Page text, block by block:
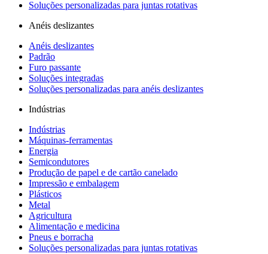
Soluções personalizadas para juntas rotativas
Anéis deslizantes
Anéis deslizantes
Padrão
Furo passante
Soluções integradas
Soluções personalizadas para anéis deslizantes
Indústrias
Indústrias
Máquinas-ferramentas
Energia
Semicondutores
Produção de papel e de cartão canelado
Impressão e embalagem
Plásticos
Metal
Agricultura
Alimentação e medicina
Pneus e borracha
Soluções personalizadas para juntas rotativas